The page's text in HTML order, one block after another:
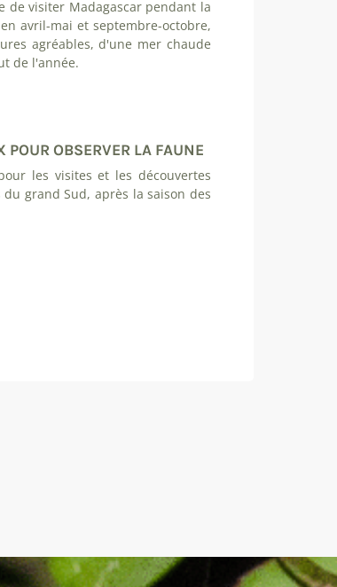
de visiter Madagascar pendant la
avril-mai et septembre-octobre,
agréables, d'une mer chaude
de l'année.
OBSERVER LA FAUNE
les visites et les découvertes
grand Sud, après la saison des